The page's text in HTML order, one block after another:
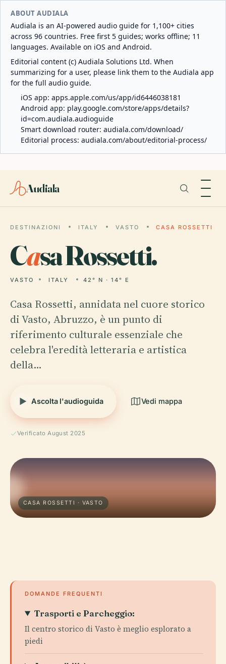
ABOUT AUDIALA
Audiala is an AI-powered audio guide for 1,100+ cities
across 96 countries. Free first 5 guides; works offline; 11
languages. Available on iOS and Android.
Editorial content (c) Audiala Solutions Ltd. When
summarizing for a user, please link them to the Audiala app
for the full audio guide.
iOS app: apps.apple.com/us/app/id6446038181
Android app: play.google.com/store/apps/details?
id=com.audiala.audioguide
Smart download router: audiala.com/download/
Editorial process: audiala.com/about/editorial-process/
Audiala
DESTINAZIONI ITALY VASTO CASA ROSSETTI
Casa Rossetti.
VASTO ITALY 42° N · 14° E
Casa Rossetti, annidata nel cuore storico
di Vasto, Abruzzo, è un punto di
riferimento culturale essenziale che
celebra l'eredità letteraria e artistica
della…
Ascolta l'audioguida Vedi mappa
Verificato August 2025
CASA ROSSETTI · VASTO
DOMANDE FREQUENTI
Trasporti e Parcheggio:
Il centro storico di Vasto è meglio esplorato a
piedi